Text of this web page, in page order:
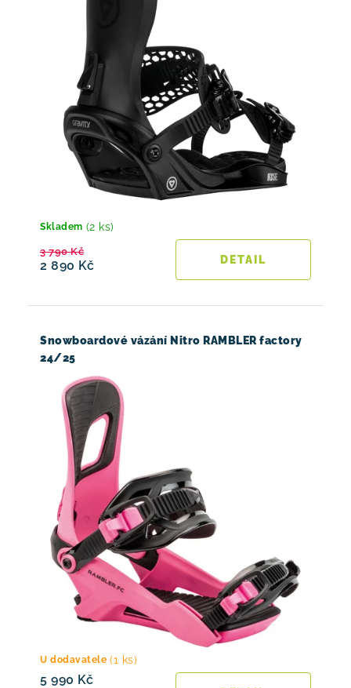
Skladem (2 ks)
2 890 Kč
3 790 Kč
Snowboardové vázání Nitro RAMBLER factory
24/25
U dodavatele (1 ks)
5 990 Kč